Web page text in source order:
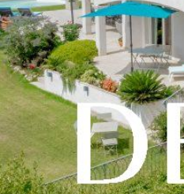
M COM | Made in